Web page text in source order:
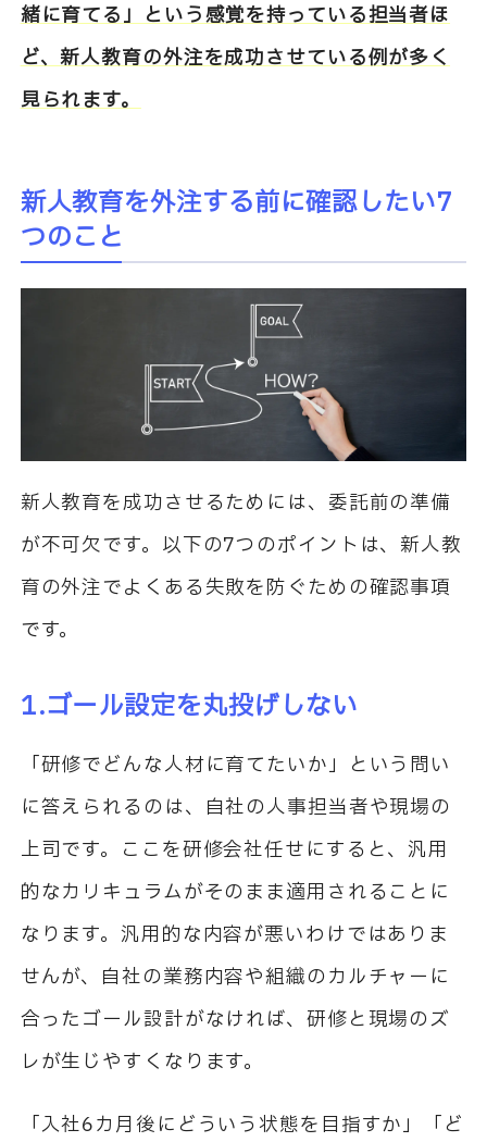
緒に育てる」という感覚を持っている担当者ほ
ど、新人教育の外注を成功させている例が多く
見られます。
新人教育を外注する前に確認したい7
つのこと
新人教育を成功させるためには、委託前の準備
が不可欠です。以下の7つのポイントは、新人教
育の外注でよくある失敗を防ぐための確認事項
です。
1.ゴール設定を丸投げしない
「研修でどんな人材に育てたいか」という問い
に答えられるのは、自社の人事担当者や現場の
上司です。ここを研修会社任せにすると、汎用
的なカリキュラムがそのまま適用されることに
なります。汎用的な内容が悪いわけではありま
せんが、自社の業務内容や組織のカルチャーに
合ったゴール設計がなければ、研修と現場のズ
レが生じやすくなります。
「入社6カ月後にどういう状態を目指すか」「ど